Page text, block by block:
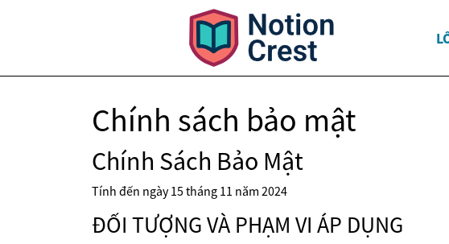
Chính sách bảo mật
Chính Sách Bảo Mật
Tính đến ngày 15 tháng 11 năm 2024
ĐỐI TƯỢNG VÀ PHẠM VI ÁP DỤNG